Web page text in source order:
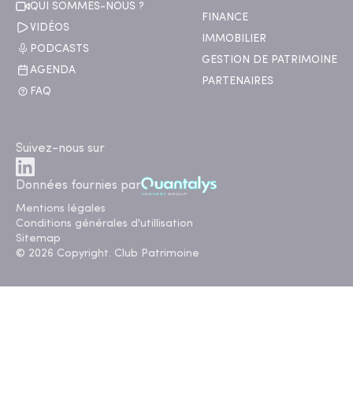
QUI SOMMES-NOUS ?
VIDÉOS
PODCASTS
AGENDA
FAQ
FINANCE
IMMOBILIER
GESTION DE PATRIMOINE
PARTENAIRES
Suivez-nous sur
Données fournies par
Mentions légales
Conditions générales d'utillisation
Sitemap
© 2026 Copyright. Club Patrimoine